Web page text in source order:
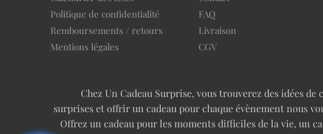
Politique de confidentialité
Remboursements / retours
Mentions légales
FAQ
Livraison
CGV
Chez Un Cadeau Surprise, vous trouverez des idées
surprises et offrir un cadeau pour chaque évènement nous
Offrez un cadeau pour les moments difficiles de la vie, un